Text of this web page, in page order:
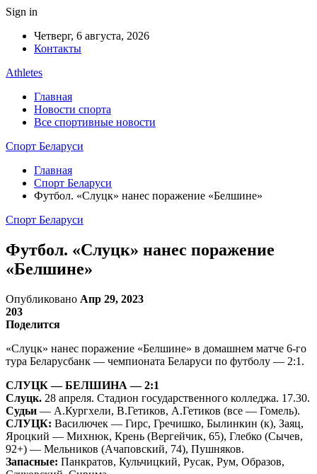
Sign in
Четверг, 6 августа, 2026
Контакты
Athletes
Главная
Новости спорта
Все спортивные новости
Спорт Беларуси
Главная
Спорт Беларуси
Футбол. «Слуцк» нанес поражение «Белшине»
Спорт Беларуси
Футбол. «Слуцк» нанес поражение
«Белшине»
Опубликовано Апр 29, 2023
203
Поделится
«Слуцк» нанес поражение «Белшине» в домашнем матче 6-го
тура Беларусбанк — чемпионата Беларуси по футболу — 2:1.
СЛУЦК — БЕЛШИНА — 2:1
Слуцк. 28 апреля. Стадион государственного колледжа. 17.30.
Судьи — А.Кургхели, В.Гетиков, А.Гетиков (все — Гомель).
СЛУЦК: Василючек — Гирс, Гречишко, Былинкин (к), Заяц,
Яроцкий — Михнюк, Крень (Вергейчик, 65), Глебко (Сычев,
92+) — Мельников (Ачаповский, 74), Пушняков.
Запасные: Панкратов, Кульчицкий, Русак, Рум, Образов,